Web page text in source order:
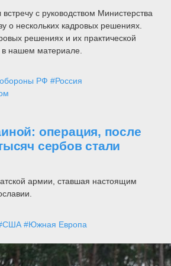
с руководством Министерства
о нескольких кадровых решениях.
решениях и их практической
нашем материале.
РФ #Россия
операция, после
сербов стали
армии, ставшая настоящим
#Южная Европа